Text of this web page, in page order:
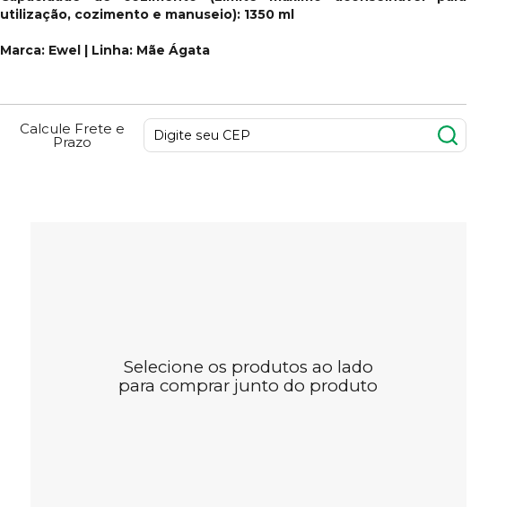
utilização, cozimento e manuseio): 1350 ml
Marca: Ewel | Linha: Mãe Ágata
Calcule Frete e
Prazo
Selecione os produtos ao lado
para comprar junto do produto